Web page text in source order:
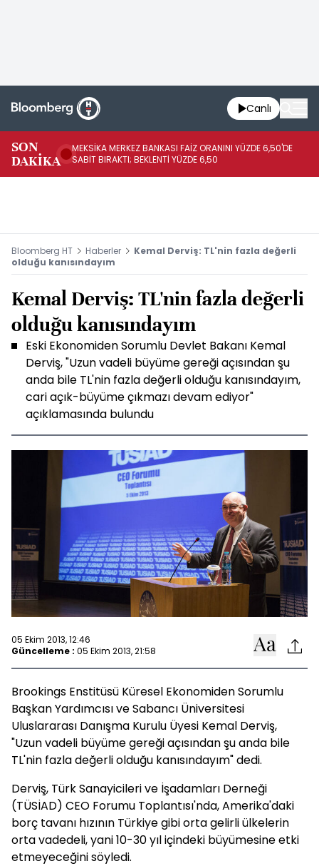
Canlı
SON
DAKİKA
MEKSİKA MERKEZ BANKASI FAİZ ORANINI YÜZDE 6,50'DE
SABİT BIRAKTI; BEKLENTİ YÜZDE 6,50
Bloomberg HT Haberler
Kemal Derviş: TL'nin fazla değerli
olduğu kanısındayım
Kemal Derviş: TL'nin fazla değerli
olduğu kanısındayım
Eski Ekonomiden Sorumlu Devlet Bakanı Kemal
Derviş, "Uzun vadeli büyüme gereği açısından şu
anda bile TL'nin fazla değerli olduğu kanısındayım,
cari açık-büyüme çıkmazı devam ediyor"
açıklamasında bulundu
05 Ekim 2013, 12:46
Güncelleme : 05 Ekim 2013, 21:58
Brookings Enstitüsü Küresel Ekonomiden Sorumlu
Başkan Yardımcısı ve Sabancı Üniversitesi
Uluslararası Danışma Kurulu Üyesi Kemal Derviş,
"Uzun vadeli büyüme gereği açısından şu anda bile
TL'nin fazla değerli olduğu kanısındayım" dedi.
Derviş, Türk Sanayicileri ve İşadamları Derneği
(TÜSİAD) CEO Forumu Toplantısı'nda, Amerika'daki
borç tavanı hızının Türkiye gibi orta gelirli ülkelerin
orta vadedeli, yani 10-30 yıl içindeki büyümesine etki
etmeyeceğini söyledi.